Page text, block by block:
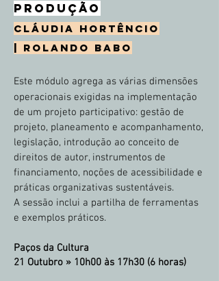
PRODUÇÃO
CLÁUDIA HORTÊNCIO
| ROLANDO BABO
Este módulo agrega as várias dimensões
operacionais exigidas na implementação
de um projeto participativo: gestão de
projeto, planeamento e acompanhamento,
legislação, introdução ao conceito de
direitos de autor, instrumentos de
financiamento, noções de acessibilidade e
práticas organizativas sustentáveis.
A sessão inclui a partilha de ferramentas
e exemplos práticos.
Paços da Cultura
21 Outubro » 10h00 às 17h30 (6 horas)